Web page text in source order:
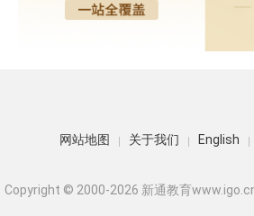
网站地图 关于我们 English
Copyright © 2000-2026 新通教育